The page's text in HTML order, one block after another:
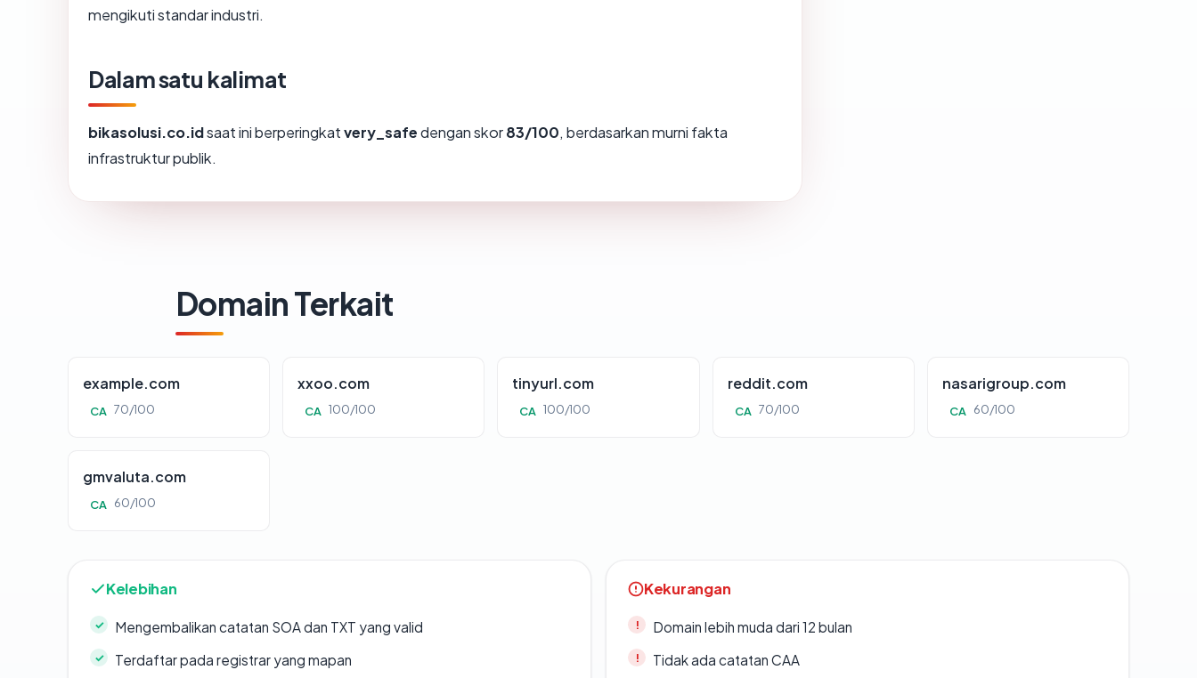
mengikuti standar industri.
Dalam satu kalimat
bikasolusi.co.idsaat ini berperingkatvery_safedengan skor83/100, berdasarkan murni fakta
infrastruktur publik.
Domain Terkait
example.com
CA 70/100
xxoo.com
CA 100/100
tinyurl.com
CA 100/100
reddit.com
CA 70/100
nasarigroup.com
CA 60/100
gmvaluta.com
CA 60/100
Kelebihan
Mengembalikan catatan SOA dan TXT yang valid
Terdaftar pada registrar yang mapan
Kekurangan
Domain lebih muda dari 12 bulan
Tidak ada catatan CAA